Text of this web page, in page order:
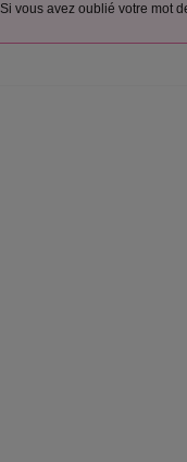
Si vous avez oublié votre mot